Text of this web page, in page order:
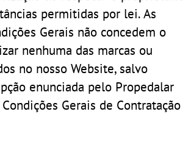
permitidas por lei. As
Gerais não concedem o
nenhuma das marcas ou
no nosso Website, salvo
enunciada pelo Propedalar
Gerais de Contratação